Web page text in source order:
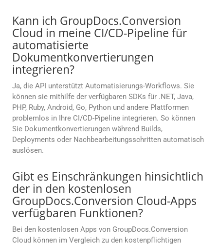
Kann ich GroupDocs.Conversion
Cloud in meine CI/CD-Pipeline für
automatisierte
Dokumentkonvertierungen
integrieren?
Ja, die API unterstützt Automatisierungs-Workflows. Sie
können sie mithilfe der verfügbaren SDKs für .NET, Java,
PHP, Ruby, Android, Go, Python und andere Plattformen
problemlos in Ihre CI/CD-Pipeline integrieren. So können
Sie Dokumentkonvertierungen während Builds,
Deployments oder Nachbearbeitungsschritten automatisch
auslösen.
Gibt es Einschränkungen hinsichtlich
der in den kostenlosen
GroupDocs.Conversion Cloud-Apps
verfügbaren Funktionen?
Bei den kostenlosen Apps von GroupDocs.Conversion
Cloud können im Vergleich zu den kostenpflichtigen